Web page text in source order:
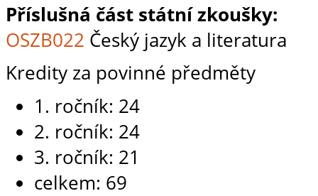
Příslušná část státní zkoušky:
OSZB022 Český jazyk a literatura
Kredity za povinné předměty
1. ročník: 24
2. ročník: 24
3. ročník: 21
celkem: 69